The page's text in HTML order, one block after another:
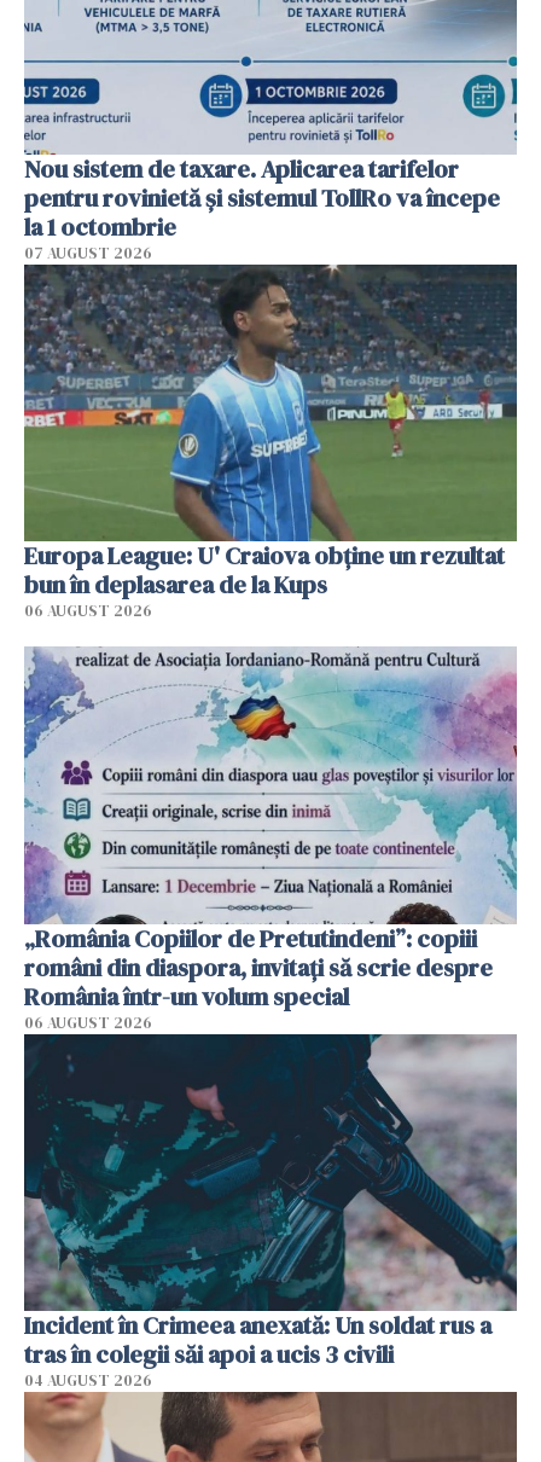
Nou sistem de taxare. Aplicarea tarifelor
pentru rovinietă şi sistemul TollRo va începe
la 1 octombrie
07 AUGUST 2026
Europa League: U' Craiova obține un rezultat
bun în deplasarea de la Kups
06 AUGUST 2026
„România Copiilor de Pretutindeni”: copiii
români din diaspora, invitați să scrie despre
România într-un volum special
06 AUGUST 2026
Incident în Crimeea anexată: Un soldat rus a
tras în colegii săi apoi a ucis 3 civili
04 AUGUST 2026